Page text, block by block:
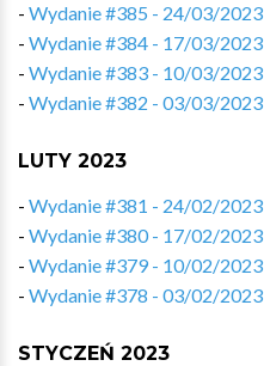
- Wydanie #385 - 24/03/2023
- Wydanie #384 - 17/03/2023
- Wydanie #383 - 10/03/2023
- Wydanie #382 - 03/03/2023
LUTY 2023
- Wydanie #381 - 24/02/2023
- Wydanie #380 - 17/02/2023
- Wydanie #379 - 10/02/2023
- Wydanie #378 - 03/02/2023
STYCZEŃ 2023